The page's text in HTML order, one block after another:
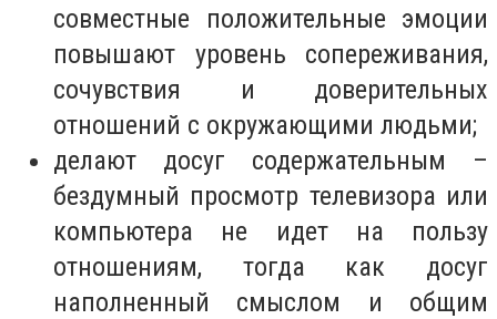
совместные положительные эмоции
повышают уровень сопереживания,
сочувствия и доверительных
отношений с окружающими людьми;
делают досуг содержательным –
бездумный просмотр телевизора или
компьютера не идет на пользу
отношениям, тогда как досуг
наполненный смыслом и общим